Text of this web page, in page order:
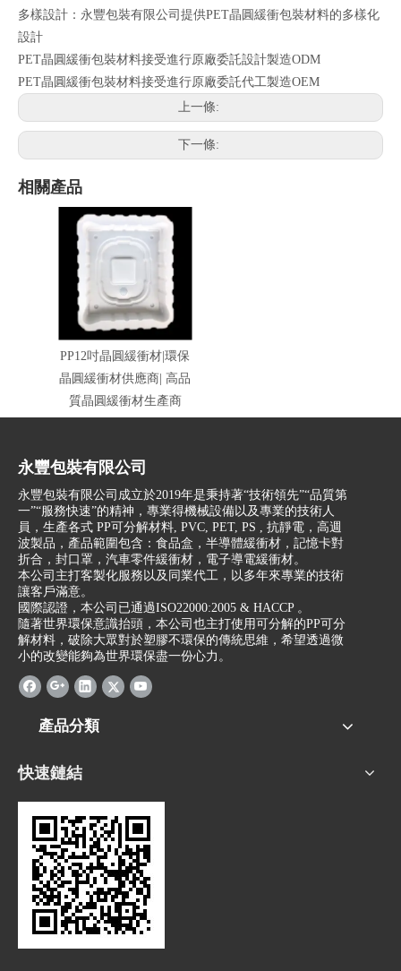
多樣設計：永豐包裝有限公司提供PET晶圓緩衝包裝材料的多樣化
設計
PET晶圓緩衝包裝材料接受進行原廠委託設計製造ODM
PET晶圓緩衝包裝材料接受進行原廠委託代工製造OEM
上一條:
下一條:
相關產品
PP12吋晶圓緩衝材|環保
晶圓緩衝材供應商| 高品
質晶圓緩衝材生產商
永豐包裝有限公司
永豐包裝有限公司成立於2019年是秉持著“技術領先”“品質第
一”“服務快速”的精神，專業得機械設備以及專業的技術人
員，生產各式 PP可分解材料, PVC, PET, PS , 抗靜電，高週
波製品，產品範圍包含：食品盒，半導體緩衝材，記憶卡對
折合，封口罩，汽車零件緩衝材，電子導電緩衝材。
本公司主打客製化服務以及同業代工，以多年來專業的技術
讓客戶滿意。
國際認證，本公司已通過ISO22000:2005 & HACCP 。
隨著世界環保意識抬頭，本公司也主打使用可分解的PP可分
解材料，破除大眾對於塑膠不環保的傳統思維，希望透過微
小的改變能夠為世界環保盡一份心力。
產品分類
快速鏈結